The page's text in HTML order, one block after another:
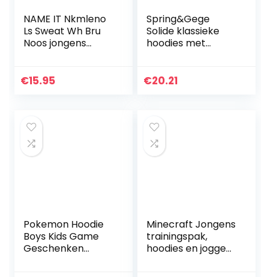
NAME IT Nkmleno
Ls Sweat Wh Bru
Noos jongens
€15.95
Spring&Gege
Solide klassieke
hoodies met
jaar)
€20.21
Pokemon Hoodie
Boys Kids Game
Geschenken
Minecraft Jongens
trainingspak,
hoodies en joggen